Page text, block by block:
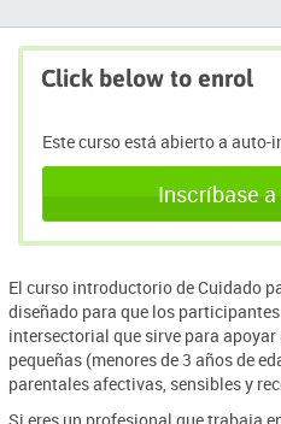
Click below to enrol
Este curso está abierto a auto-
Inscríbase
El curso introductorio de Cuidado
diseñado para que los
intersectorial que sirve para
pequeñas (menores de 3 años de
parentales afectivas, sensibles y